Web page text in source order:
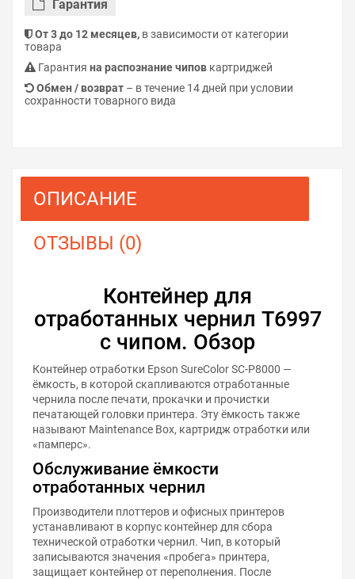
Гарантия
От 3 до 12 месяцев, в зависимости от категории
товара
Гарантия на распознание чипов картриджей
Обмен / возврат – в течение 14 дней при условии
сохранности товарного вида
ОПИСАНИЕ
ОТЗЫВЫ (0)
Контейнер для
отработанных чернил T6997
с чипом. Обзор
Контейнер отработки Epson SureColor SC-P8000 —
ёмкость, в которой скапливаются отработанные
чернила после печати, прокачки и прочистки
печатающей головки принтера. Эту ёмкость также
называют Maintenance Box, картридж отработки или
«памперс».
Обслуживание ёмкости
отработанных чернил
Производители плоттеров и офисных принтеров
устанавливают в корпус контейнер для сбора
технической отработки чернил. Чип, в который
записываются значения «пробега» принтера,
защищает контейнер от переполнения. После